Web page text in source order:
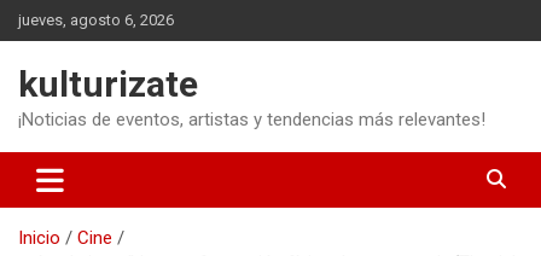
Saltar
al
jueves, agosto 6, 2026
kulturizate
¡Noticias de eventos, artistas y tendencias más relevantes!
Inicio
Cine